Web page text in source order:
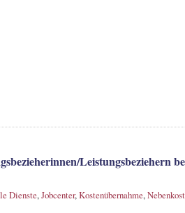
Leistungsbeziehern
Dienste,Jobcenter,Kostenübernahme,